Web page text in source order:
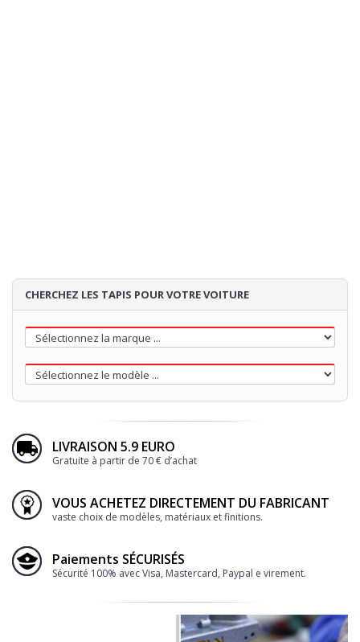
CHERCHEZ LES TAPIS POUR VOTRE VOITURE
LIVRAISON 5.9 EURO
Gratuite à partir de 70 € d’achat
VOUS ACHETEZ DIRECTEMENT DU FABRICANT
vaste choix de modèles, matériaux et finitions.
Paiements SÉCURISÉS
Sécurité 100% avec Visa, Mastercard, Paypal e virement.